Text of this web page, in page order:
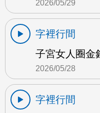
2026/05/29
字裡行間
子宮女人圈金
2026/05/28
字裡行間